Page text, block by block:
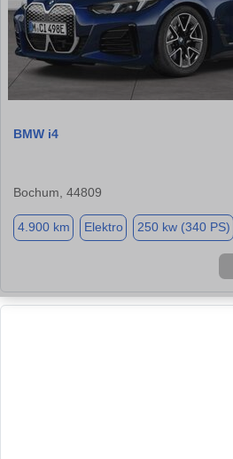
BMW i4
Bochum, 44809
4.900 km Elektro 250 kw (340 PS)